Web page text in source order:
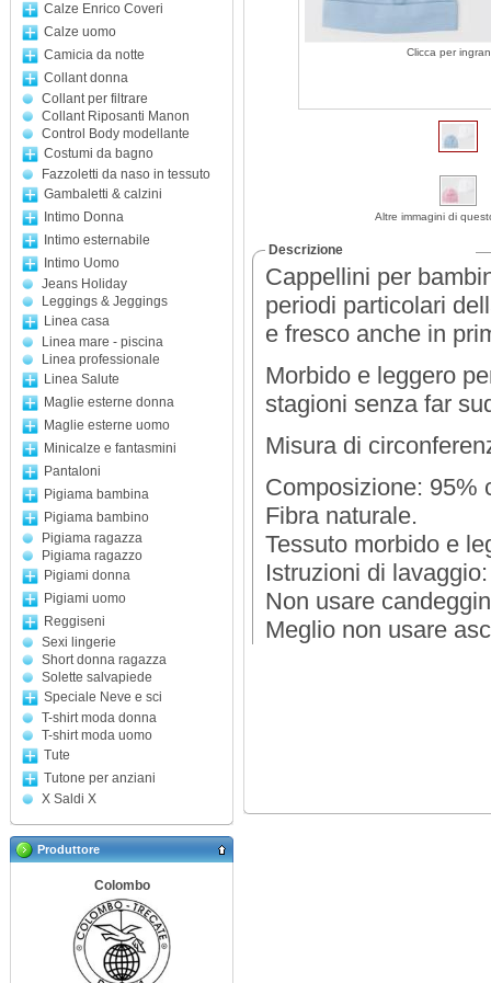
Calze Enrico Coveri
Calze uomo
Camicia da notte
Collant donna
Collant per filtrare
Collant Riposanti Manon
Control Body modellante
Costumi da bagno
Fazzoletti da naso in tessuto
Gambaletti & calzini
Intimo Donna
Intimo esternabile
Intimo Uomo
Jeans Holiday
Leggings & Jeggings
Linea casa
Linea mare - piscina
Linea professionale
Linea Salute
Maglie esterne donna
Maglie esterne uomo
Minicalze e fantasmini
Pantaloni
Pigiama bambina
Pigiama bambino
Pigiama ragazza
Pigiama ragazzo
Pigiami donna
Pigiami uomo
Reggiseni
Sexi lingerie
Short donna ragazza
Solette salvapiede
Speciale Neve e sci
T-shirt moda donna
T-shirt moda uomo
Tute
Tutone per anziani
X Saldi X
Produttore
Colombo
Clicca per
Altre immagini di
Descrizione
Cappellini per
periodi particolari
e fresco anche in
Morbido e leggero
stagioni senza far
Misura di
Composizione: 95%
Fibra naturale.
Tessuto morbido e
Istruzioni di
Non usare
Meglio non usare